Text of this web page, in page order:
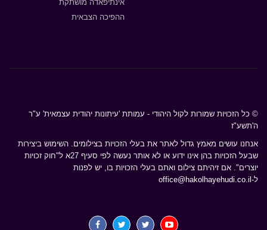
אינתיפאדה מושתקת
ההפיכה הצבאית
© כל הזכויות שמורות לקול היהודי - עמותת 'עיתונות יהודית עצמאית' ע"ר
ה'תשע"ז
אנחנו עושים מאמץ גדול לאתר את בעלי הזכויות בצילומים. השימוש ביצירות
שבעל הזכויות בהן אינו ידוע או לא אותר נעשה לפי סעיף 27א ל"חוק זכויות
יוצרים". אם זיהיתם צילום ואתם בעלי הזכויות בו, יש לפנות
ל-office@hakolhayehudi.co.il